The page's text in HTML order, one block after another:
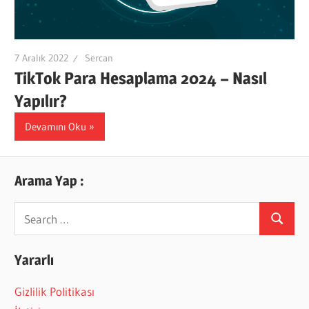
7 Aralık 2022 Sercan
TikTok Para Hesaplama 2024 – Nasıl
Yapılır?
Devamını Oku
Arama Yap :
for:
Search
Yararlı
Gizlilik Politikası